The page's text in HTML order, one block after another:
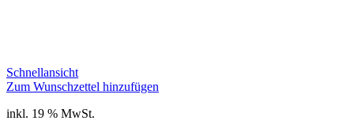
Schnellansicht
Zum Wunschzettel hinzufügen
inkl. 19 % MwSt.